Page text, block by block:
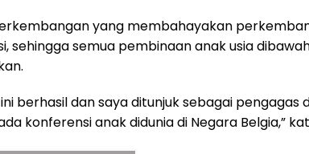
yang membahayakan
sehingga semua pembinaan anak usia
berhasil dan saya ditunjuk sebagai pengagas
konferensi anak didunia di Negara Belgia,”